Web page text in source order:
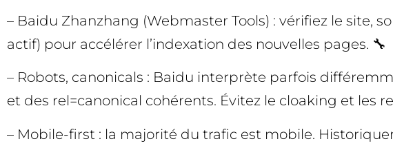
– Baidu Zhanzhang (Webmaster Tools) : vérifiez le site,
actif) pour accélérer l’indexation des nouvelles pages. 🔧
– Robots, canonicals : Baidu interprète parfois
et des rel=canonical cohérents. Évitez le cloaking et les
– Mobile-first : la majorité du trafic est mobile.